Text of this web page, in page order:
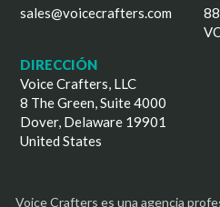
sales@voicecrafters.com
DIRECCIÓN
Voice Crafters, LLC
8 The Green, Suite 4000
Dover, Delaware 19901
United States
Voice Crafters es una agencia